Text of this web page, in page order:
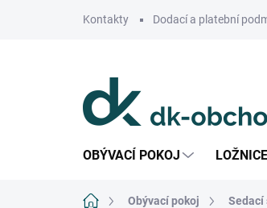
Kontakty Dodací a platební
OBÝVACÍ POKOJ LOŽNICE
Domů Obývací pokoj Sedací